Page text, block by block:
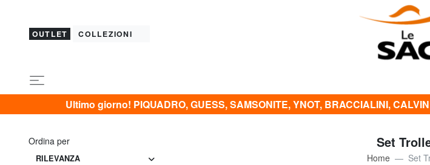
OUTLET COLLEZIONI
Ultimo giorno! PIQUADRO, GUESS, SAMSONITE, YNOT, BRACCIALINI,
Ordina per
RILEVANZA
Set
Home Set